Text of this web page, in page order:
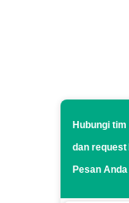
Hubungi
dan
Pesan